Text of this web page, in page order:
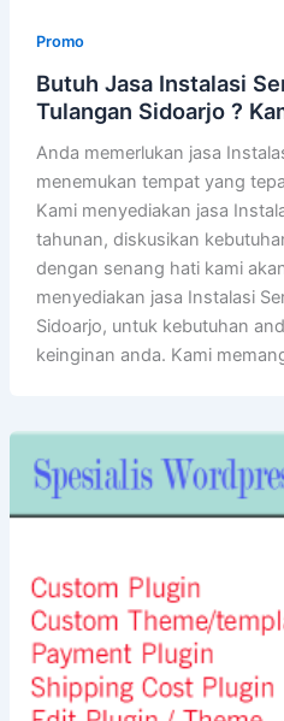
Promo
Butuh Jasa Instalasi
Tulangan Sidoarjo ?
Anda memerlukan jasa
menemukan tempat yang
Kami menyediakan jasa
tahunan, diskusikan
dengan senang hati kami
menyediakan jasa Instalasi
Sidoarjo, untuk kebutuhan
keinginan anda. Kami